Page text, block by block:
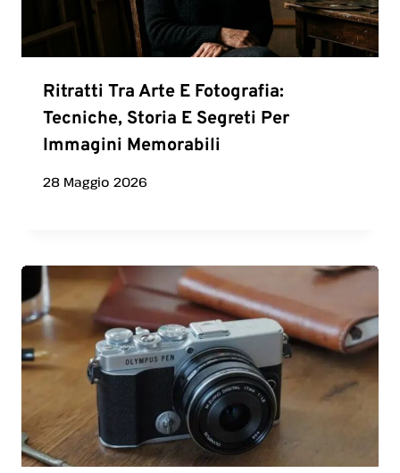
Ritratti Tra Arte E Fotografia:
Tecniche, Storia E Segreti Per
Immagini Memorabili
28 Maggio 2026